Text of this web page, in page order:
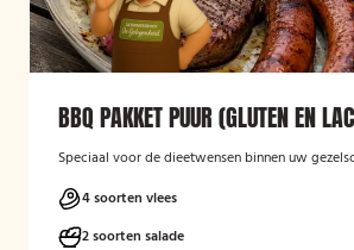
BBQ PAKKET PUUR (GLUTEN EN
Speciaal voor de dieetwensen binnen uw
4 soorten vlees
2 soorten salade